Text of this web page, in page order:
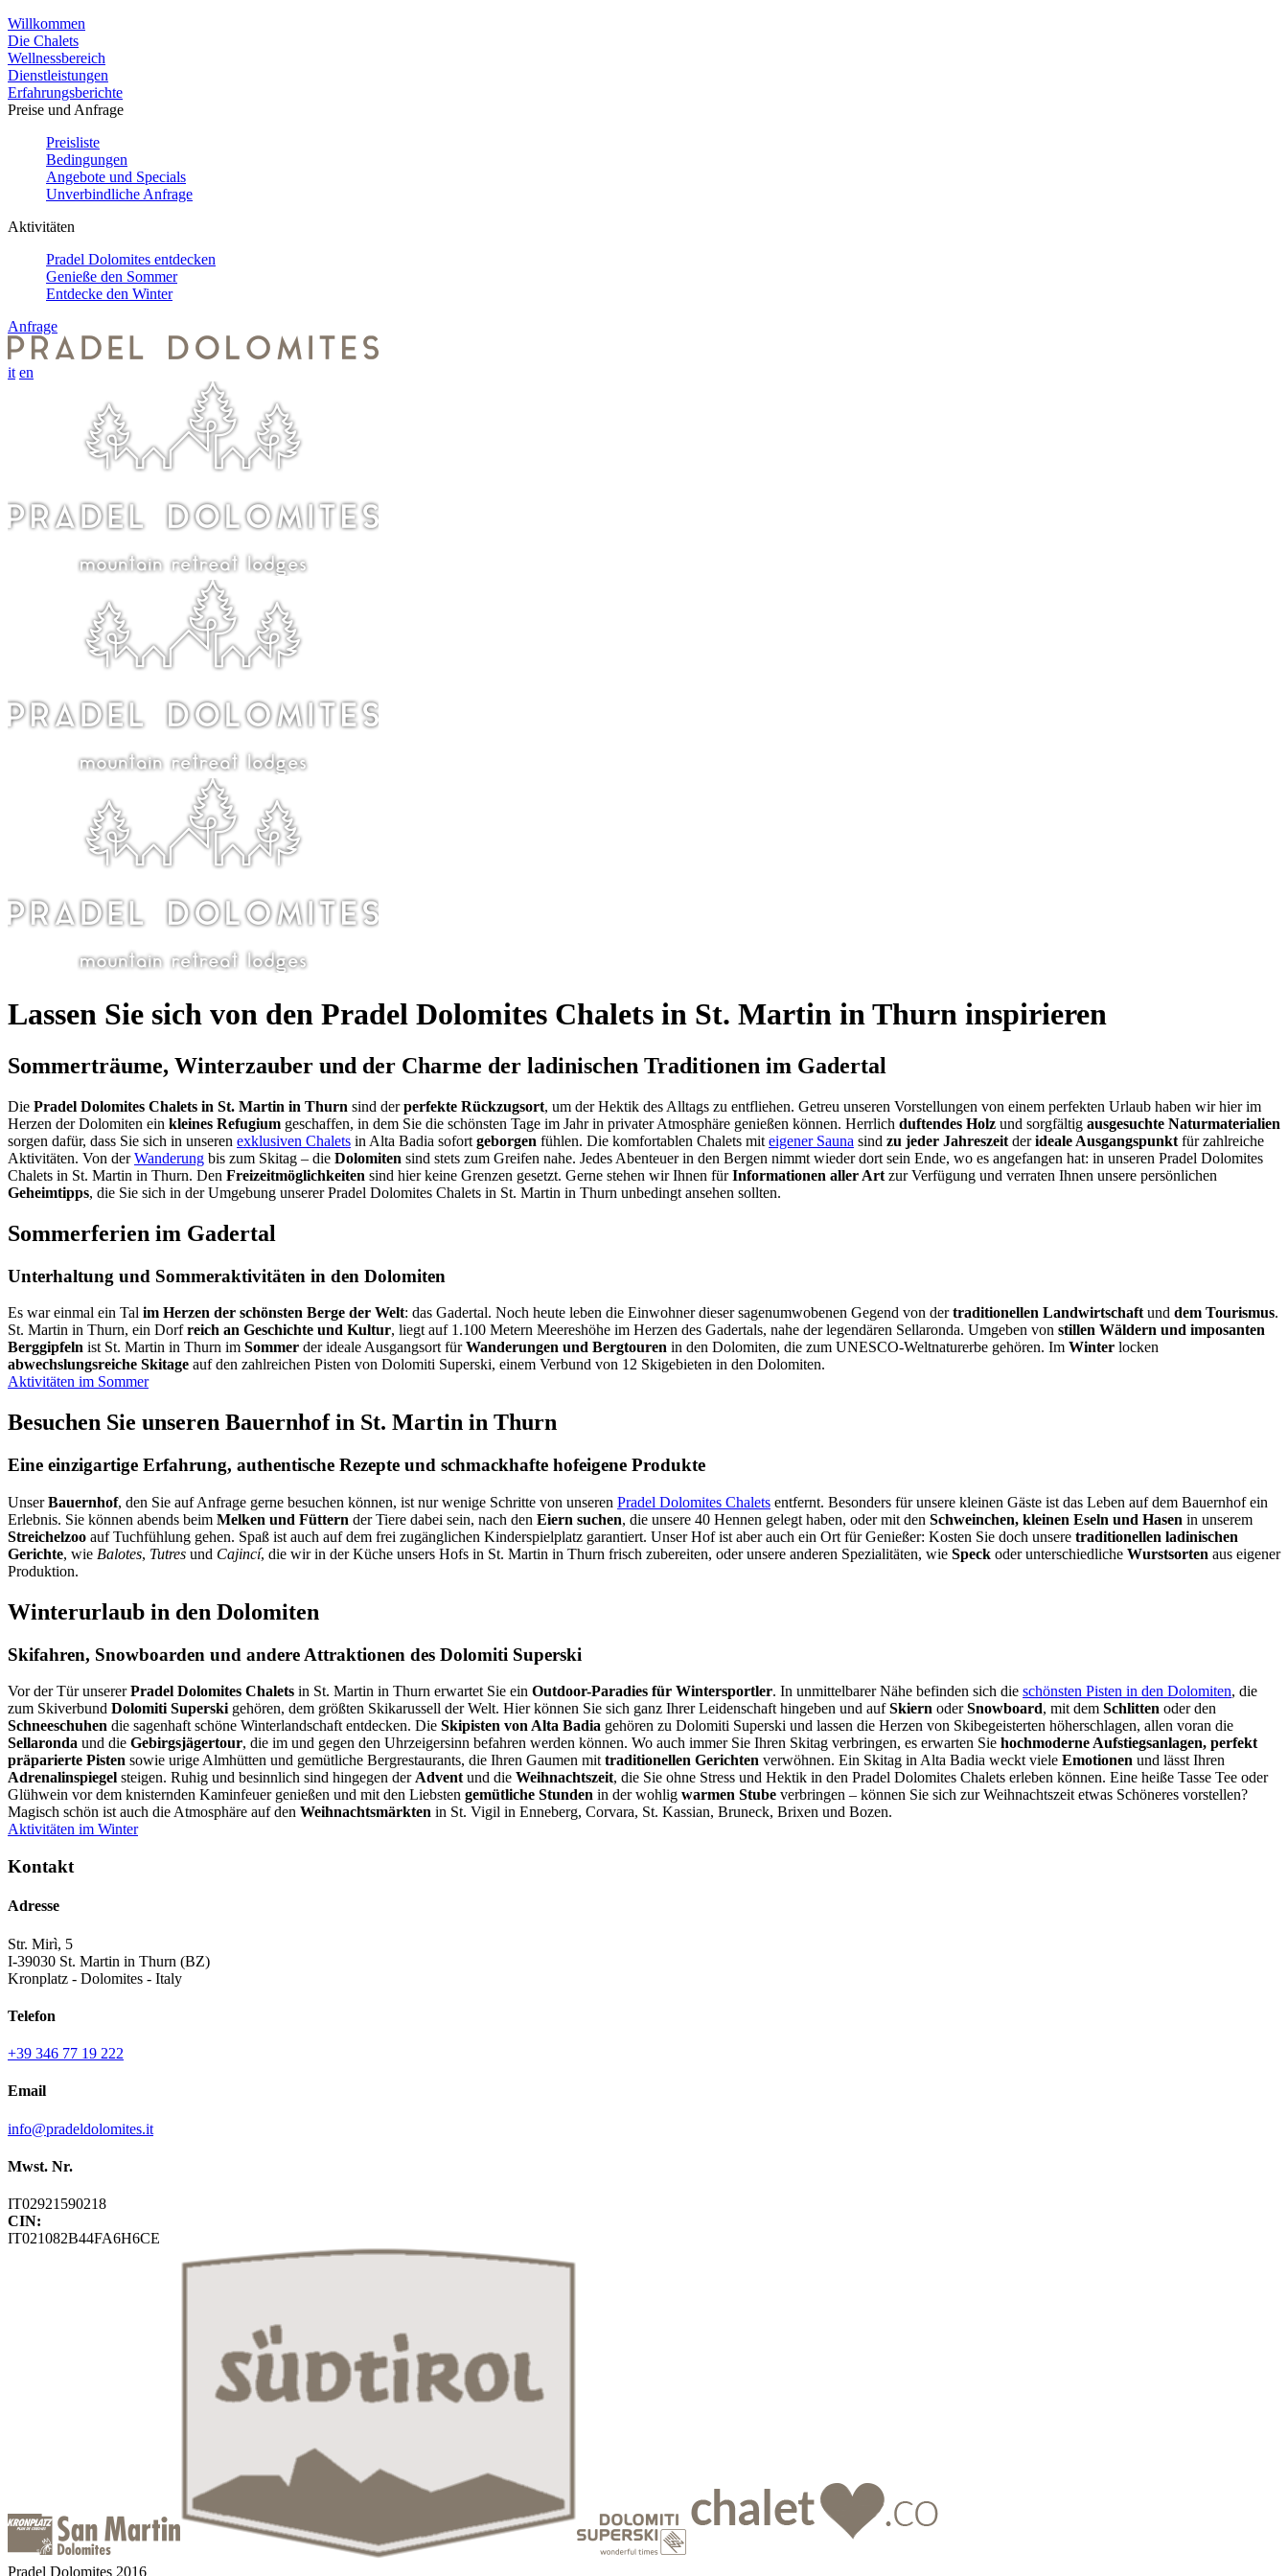
Willkommen
Die Chalets
Wellnessbereich
Dienstleistungen
Erfahrungsberichte
Preise und Anfrage
Preisliste
Bedingungen
Angebote und Specials
Unverbindliche Anfrage
Aktivitäten
Pradel Dolomites entdecken
Genieße den Sommer
Entdecke den Winter
Anfrage
it en
Lassen Sie sich von den Pradel Dolomites Chalets in St. Martin in Thurn inspirieren
Sommerträume, Winterzauber und der Charme der ladinischen Traditionen im Gadertal
Die Pradel Dolomites Chalets in St. Martin in Thurn sind derperfekte Rückzugsort, um der Hektik des Alltags zu entfliehen. Getreu unseren Vorstellungen von einem perfekten Urlaub haben wir hier im
Herzen der Dolomiten ein kleines Refugium geschaffen, in dem Sie die schönsten Tage im Jahr in privater Atmosphäre genießen können. Herrlich duftendes Holz und sorgfältig ausgesuchte Naturmaterialien
sorgen dafür, dass Sie sich in unseren exklusiven Chalets in Alta Badia sofort geborgen fühlen. Die komfortablen Chalets mit eigener Sauna sind zu jeder Jahreszeit derideale Ausgangspunkt für zahlreiche
Aktivitäten. Von derWanderung bis zum Skitag – die Dolomiten sind stets zum Greifen nahe. Jedes Abenteuer in den Bergen nimmt wieder dort sein Ende, wo es angefangen hat: in unseren Pradel Dolomites
Chalets in St. Martin in Thurn. Den Freizeitmöglichkeiten sind hier keine Grenzen gesetzt. Gerne stehen wir Ihnen fürInformationen aller Art zur Verfügung und verraten Ihnen unsere persönlichen
Geheimtipps, die Sie sich in der Umgebung unserer Pradel Dolomites Chalets in St. Martin in Thurn unbedingt ansehen sollten.
Sommerferien im Gadertal
Unterhaltung und Sommeraktivitäten in den Dolomiten
Es war einmal ein Tal im Herzen der schönsten Berge der Welt: das Gadertal. Noch heute leben die Einwohner dieser sagenumwobenen Gegend von dertraditionellen Landwirtschaft und dem Tourismus.
St. Martin in Thurn, ein Dorfreich an Geschichte und Kultur, liegt auf 1.100 Metern Meereshöhe im Herzen des Gadertals, nahe der legendären Sellaronda. Umgeben von stillen Wäldern und imposanten
Berggipfeln ist St. Martin in Thurn im Sommer der ideale Ausgangsort fürWanderungen und Bergtouren in den Dolomiten, die zum UNESCO-Weltnaturerbe gehören. Im Winter locken
abwechslungsreiche Skitage auf den zahlreichen Pisten von Dolomiti Superski, einem Verbund von 12 Skigebieten in den Dolomiten.
Aktivitäten im Sommer
Besuchen Sie unseren Bauernhof in St. Martin in Thurn
Eine einzigartige Erfahrung, authentische Rezepte und schmackhafte hofeigene Produkte
UnserBauernhof, den Sie auf Anfrage gerne besuchen können, ist nur wenige Schritte von unseren Pradel Dolomites Chalets entfernt. Besonders für unsere kleinen Gäste ist das Leben auf dem Bauernhof ein
Erlebnis. Sie können abends beim Melken und Füttern der Tiere dabei sein, nach den Eiern suchen, die unsere 40 Hennen gelegt haben, oder mit den Schweinchen, kleinen Eseln und Hasen in unserem
Streichelzoo auf Tuchfühlung gehen. Spaß ist auch auf dem frei zugänglichen Kinderspielplatz garantiert. Unser Hof ist aber auch ein Ort für Genießer: Kosten Sie doch unsere traditionellen ladinischen
Gerichte, wie Balotes, Tutres und Cajincí, die wir in der Küche unsers Hofs in St. Martin in Thurn frisch zubereiten, oder unsere anderen Spezialitäten, wie Speck oder unterschiedliche Wurstsorten aus eigener
Produktion.
Winterurlaub in den Dolomiten
Skifahren, Snowboarden und andere Attraktionen des Dolomiti Superski
Vor der Tür unsererPradel Dolomites Chalets in St. Martin in Thurn erwartet Sie ein Outdoor-Paradies für Wintersportler. In unmittelbarer Nähe befinden sich die schönsten Pisten in den Dolomiten, die
zum Skiverbund Dolomiti Superski gehören, dem größten Skikarussell der Welt. Hier können Sie sich ganz Ihrer Leidenschaft hingeben und aufSkiern oderSnowboard, mit dem Schlitten oder den
Schneeschuhen die sagenhaft schöne Winterlandschaft entdecken. Die Skipisten von Alta Badia gehören zu Dolomiti Superski und lassen die Herzen von Skibegeisterten höherschlagen, allen voran die
Sellaronda und die Gebirgsjägertour, die im und gegen den Uhrzeigersinn befahren werden können. Wo auch immer Sie Ihren Skitag verbringen, es erwarten Sie hochmoderne Aufstiegsanlagen, perfekt
präparierte Pisten sowie urige Almhütten und gemütliche Bergrestaurants, die Ihren Gaumen mit traditionellen Gerichten verwöhnen. Ein Skitag in Alta Badia weckt viele Emotionen und lässt Ihren
Adrenalinspiegel steigen. Ruhig und besinnlich sind hingegen der Advent und die Weihnachtszeit, die Sie ohne Stress und Hektik in den Pradel Dolomites Chalets erleben können. Eine heiße Tasse Tee oder
Glühwein vor dem knisternden Kaminfeuer genießen und mit den Liebsten gemütliche Stunden in der wohlig warmen Stube verbringen – können Sie sich zur Weihnachtszeit etwas Schöneres vorstellen?
Magisch schön ist auch die Atmosphäre auf den Weihnachtsmärkten in St. Vigil in Enneberg, Corvara, St. Kassian, Bruneck, Brixen und Bozen.
Aktivitäten im Winter
Kontakt
Adresse
Str. Mirì, 5
I-39030 St. Martin in Thurn (BZ)
Kronplatz - Dolomites - Italy
Telefon
+39 346 77 19 222
Email
info@pradeldolomites.it
Mwst. Nr.
IT02921590218
CIN:
IT021082B44FA6H6CE
Pradel Dolomites 2016